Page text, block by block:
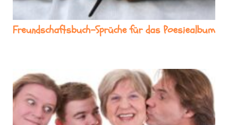
Freundschaftsbuch-Sprüche für das Poesiealbum